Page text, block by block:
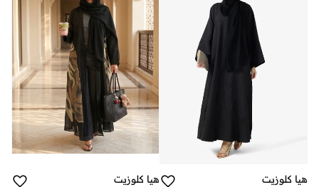
هيا كلوزيت
هيا كلوزيت